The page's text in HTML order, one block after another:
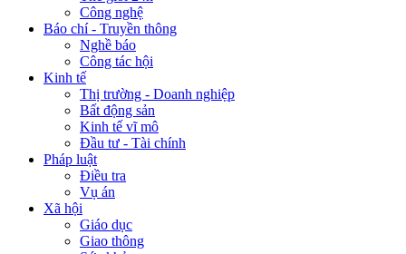
Công nghệ
Báo chí - Truyền thông
Nghề báo
Công tác hội
Kinh tế
Thị trường - Doanh nghiệp
Bất động sản
Kinh tế vĩ mô
Đầu tư - Tài chính
Pháp luật
Điều tra
Vụ án
Xã hội
Giáo dục
Giao thông